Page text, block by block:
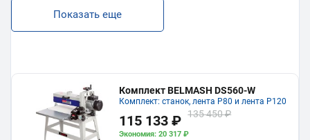
Показать еще
Комплект BELMASH DS560-W
Комплект: станок, лента P80 и лента P120
115 133 ₽ 135 450 ₽
Экономия: 20 317 ₽